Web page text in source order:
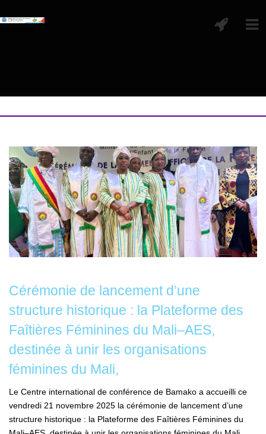
Cérémonie de lancement d’une
structure historique : la Plateforme des
Faîtières Féminines du Mali–AES,
destinée à unir les organisations
féminines du Mali,
Le Centre international de conférence de Bamako a accueilli ce
vendredi 21 novembre 2025 la cérémonie de lancement d’une
structure historique : la Plateforme des Faîtières Féminines du